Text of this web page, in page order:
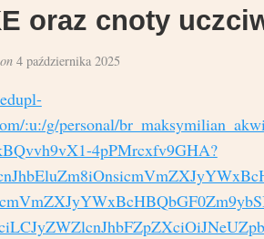
oraz cnoty
on4 października 2025
:u:/g/personal/
4pPMrcxfv9GHA?